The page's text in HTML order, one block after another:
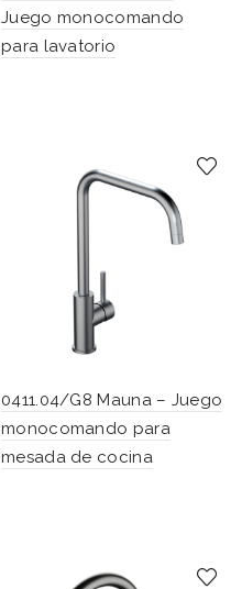
Juego monocomando
para lavatorio
0411.04/G8 Mauna – Juego
monocomando para
mesada de cocina